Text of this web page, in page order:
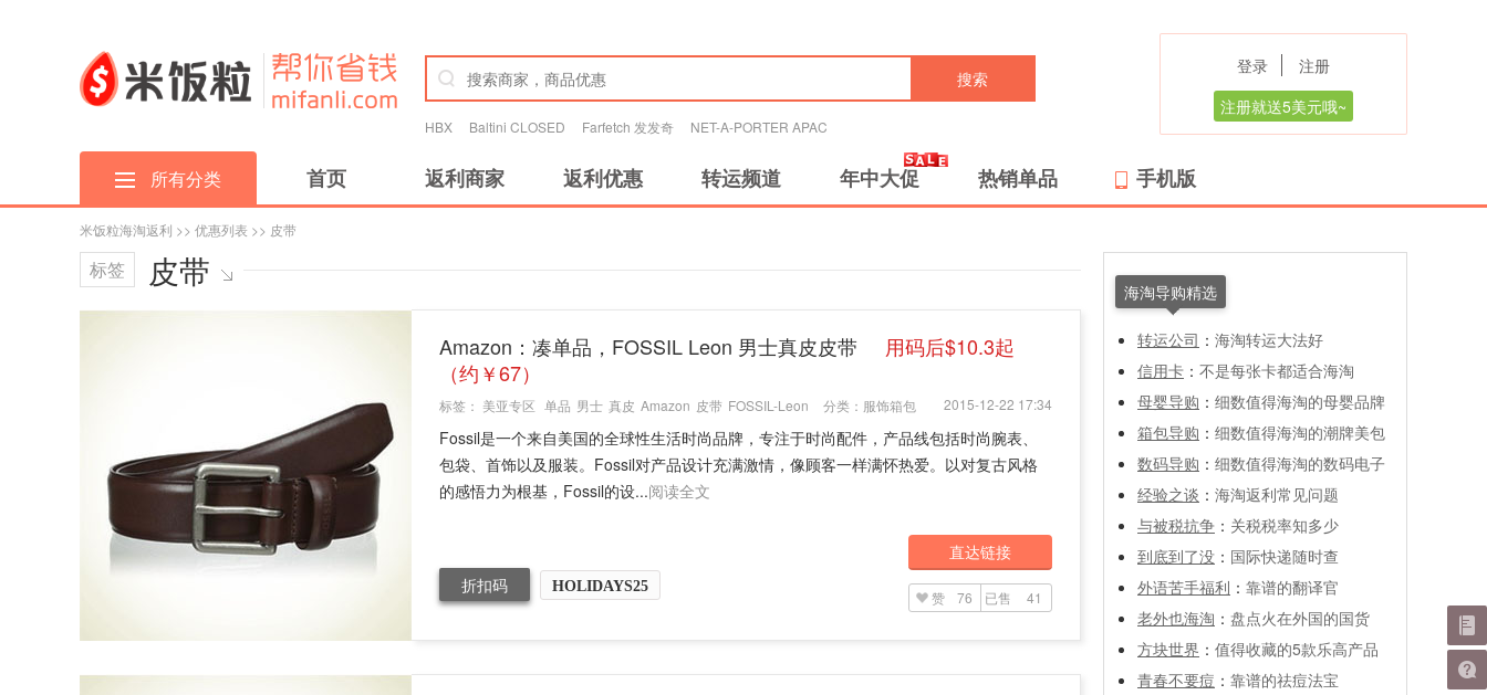
搜索
HBX Baltini CLOSED Farfetch 发发奇 NET-A-PORTER APAC
登录
注册
注册就送5美元哦~
所有分类 首页 返利商家 返利优惠 转运频道 年中大促 热销单品 手机版
米饭粒海淘返利 >> 优惠列表 >> 皮带
标签 皮带
Amazon：凑单品，FOSSIL Leon 男士真皮皮带
用码后$10.3起
（约￥67）
2015-12-22 17:34
标签： 美亚专区 单品 男士 真皮 Amazon 皮带 FOSSIL-Leon 分类： 服饰箱包
Fossil是一个来自美国的全球性生活时尚品牌，专注于时尚配件，产品线包括时尚腕表、
包袋、首饰以及服装。Fossil对产品设计充满激情，像顾客一样满怀热爱。以对复古风格
的感悟力为根基，Fossil的设...阅读全文
折扣码 HOLIDAYS25
直达链接
赞 76 已售 41
海淘导购精选
转运公司 ： 海淘转运大法好
信用卡 ： 不是每张卡都适合海淘
母婴导购 ： 细数值得海淘的母婴品牌
箱包导购 ： 细数值得海淘的潮牌美包
数码导购 ： 细数值得海淘的数码电子
经验之谈 ： 海淘返利常见问题
与被税抗争 ： 关税税率知多少
到底到了没 ： 国际快递随时查
外语苦手福利 ： 靠谱的翻译官
老外也海淘 ： 盘点火在外国的国货
方块世界 ： 值得收藏的5款乐高产品
青春不要痘 ： 靠谱的祛痘法宝